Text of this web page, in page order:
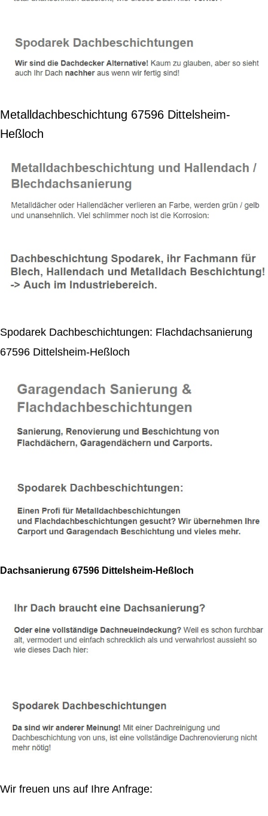
Metalldachbeschichtung 67596 Dittelsheim-
Heßloch
Spodarek Dachbeschichtungen: Flachdachsanierung
67596 Dittelsheim-Heßloch
Dachsanierung 67596 Dittelsheim-Heßloch
Wir freuen uns auf Ihre Anfrage: